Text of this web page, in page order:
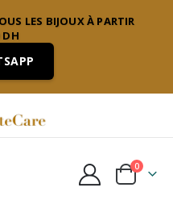
LES BIJOUX À PARTIR
DH
0